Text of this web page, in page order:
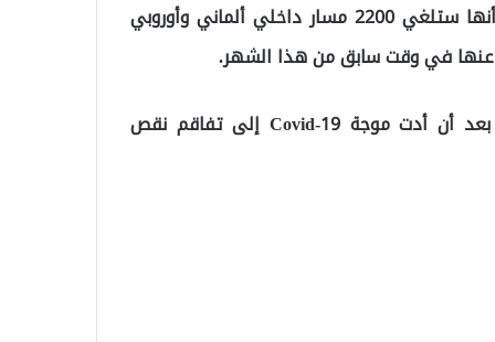
وبحسب ما ترجمه “موقع تركيا عاجل”, أعلنت لوفتهانزا أنها ستلغي 2200 مسار داخلي ألماني وأوروبي
وبالتالي ، ألغت الشركة ما مجموعه 3100 رحلة طيران بعد أن أدت موجة Covid-19 إلى تفاقم نقص